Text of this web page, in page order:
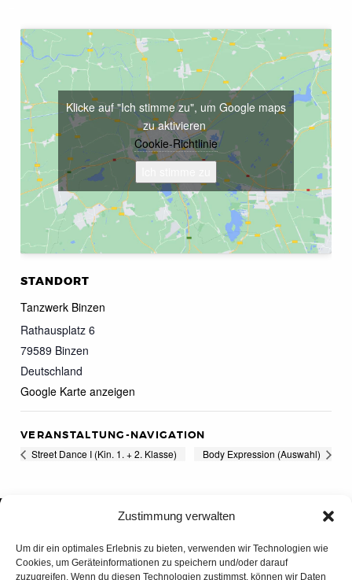
Zustimmung verwalten
Um dir ein optimales Erlebnis zu bieten, verwenden wir Technologien wie
Cookies, um Geräteinformationen zu speichern und/oder darauf
zuzugreifen. Wenn du diesen Technologien zustimmst, können wir Daten
STANDORT
Tanzwerk Binzen
Rathausplatz 6
79589 Binzen
Deutschland
Google Karte anzeigen
Klicke auf "Ich stimme zu", um Google maps
zu aktivieren
Cookie-Richtlinie
VERANSTALTUNG-NAVIGATION
Street Dance I (Kin. 1. + 2. Klasse) Body Expression (Auswahl)